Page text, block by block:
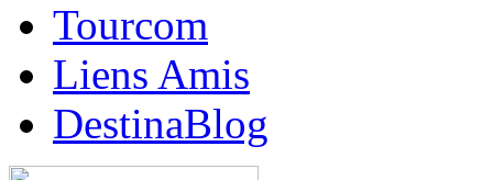
Tourcom
Liens Amis
DestinaBlog